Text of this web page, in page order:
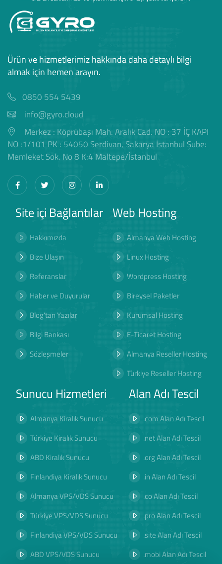
Ürün ve hizmetlerimiz hakkında daha detaylı bilgi
almak için hemen arayın.
0850 554 5439
info@gyro.cloud
Merkez : Köprübaşı Mah. Aralık Cad. NO : 37 İÇ KAPI
NO :1/101 PK : 54050 Serdivan, Sakarya İstanbul Şube:
Memleket Sok. No 8 K:4 Maltepe/İstanbul
Site içi Bağlantılar
Hakkımızda
Bize Ulaşın
Referanslar
Haber ve Duyurular
Blog'tan Yazılar
Bilgi Bankası
Sözleşmeler
Web Hosting
Almanya Web Hosting
Linux Hosting
Wordpress Hosting
Bireysel Paketler
Kurumsal Hosting
E-Ticaret Hosting
Almanya Reseller Hosting
Türkiye Reseller Hosting
Sunucu Hizmetleri
Almanya Kiralık Sunucu
Türkiye Kiralık Sunucu
ABD Kiralık Sunucu
Finlandiya Kiralık Sunucu
Almanya VPS/VDS Sunucu
Türkiye VPS/VDS Sunucu
Finlandiya VPS/VDS Sunucu
ABD VPS/VDS Sunucu
Alan Adı Tescil
.com Alan Adı Tescil
.net Alan Adı Tescil
.org Alan Adı Tescil
.in Alan Adı Tescil
.co Alan Adı Tescil
.pro Alan Adı Tescil
.site Alan Adı Tescil
.mobi Alan Adı Tescil